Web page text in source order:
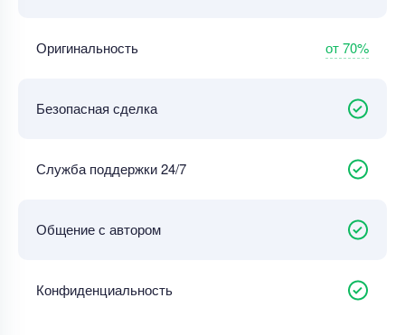
Оригинальность от 70%
Безопасная сделка
Служба поддержки 24/7
Общение с автором
Конфиденциальность